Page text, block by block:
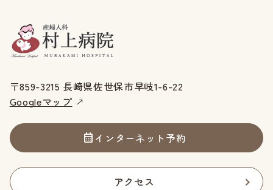
〒859-3215 長崎県佐世保市早岐1-6-22
Googleマップ
インターネット予約
アクセス